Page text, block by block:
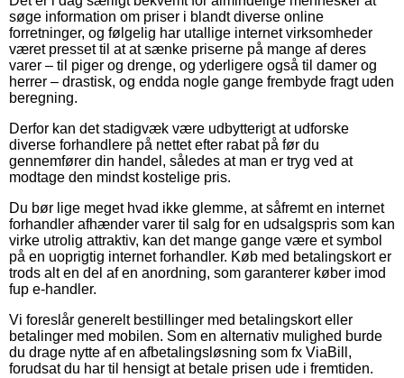
søge information om priser i blandt diverse online
forretninger, og følgelig har utallige internet virksomheder
været presset til at at sænke priserne på mange af deres
varer – til piger og drenge, og yderligere også til damer og
herrer – drastisk, og endda nogle gange frembyde fragt uden
beregning.
Derfor kan det stadigvæk være udbytterigt at udforske
diverse forhandlere på nettet efter rabat på før du
gennemfører din handel, således at man er tryg ved at
modtage den mindst kostelige pris.
Du bør lige meget hvad ikke glemme, at såfremt en internet
forhandler afhænder varer til salg for en udsalgspris som kan
virke utrolig attraktiv, kan det mange gange være et symbol
på en uoprigtig internet forhandler. Køb med betalingskort er
trods alt en del af en anordning, som garanterer køber imod
fup e-handler.
Vi foreslår generelt bestillinger med betalingskort eller
betalinger med mobilen. Som en alternativ mulighed burde
du drage nytte af en afbetalingsløsning som fx ViaBill,
forudsat du har til hensigt at betale prisen ude i fremtiden.